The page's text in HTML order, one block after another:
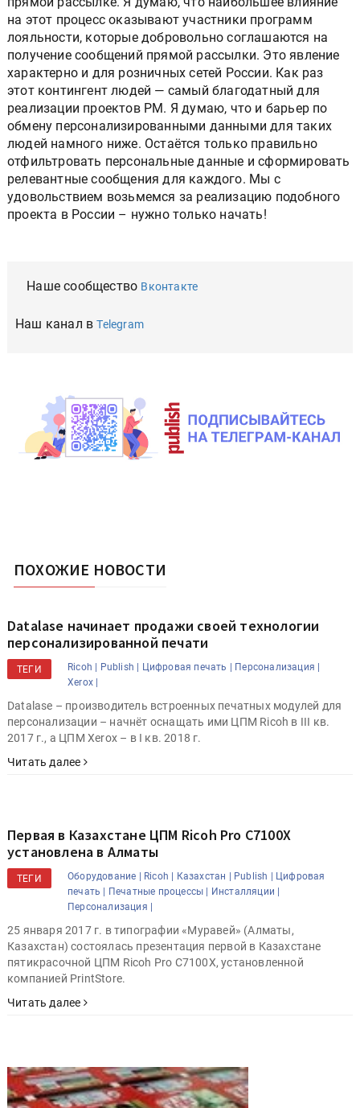
на этот процесс оказывают участники программ
лояльности, которые добровольно соглашаются на
получение сообщений прямой рассылки. Это явление
характерно и для розничных сетей России. Как раз
этот контингент людей — самый благодатный для
реализации проектов PM. Я думаю, что и барьер по
обмену персонализированными данными для таких
людей намного ниже. Остаётся только правильно
отфильтровать персональные данные и сформировать
релевантные сообщения для каждого. Мы с
удовольствием возьмемся за реализацию подобного
проекта в России – нужно только начать!
Наше сообщество Вконтакте
Наш канал вTelegram
ПОХОЖИЕ НОВОСТИ
Datalase начинает продажи своей технологии
персонализированной печати
ТЕГИ Ricoh | Publish | Цифровая печать |
Персонализация |
Xerox |
Datalase – производитель встроенных печатных модулей для
персонализации – начнёт оснащать ими ЦПМ Ricoh в III кв.
2017 г., а ЦПМ Xerox – в I кв. 2018 г.
Читать далее
Первая в Казахстане ЦПМ Ricoh Pro C7100X
установлена в Алматы
ТЕГИ Оборудование | Ricoh | Казахстан | Publish |
Цифровая
печать |
Печатные процессы |
Инсталляции |
Персонализация |
25 января 2017 г. в типографии «Муравей» (Алматы,
Казахстан) состоялась презентация первой в Казахстане
пятикрасочной ЦПМ Ricoh Pro C7100X, установленной
компанией PrintStore.
Читать далее